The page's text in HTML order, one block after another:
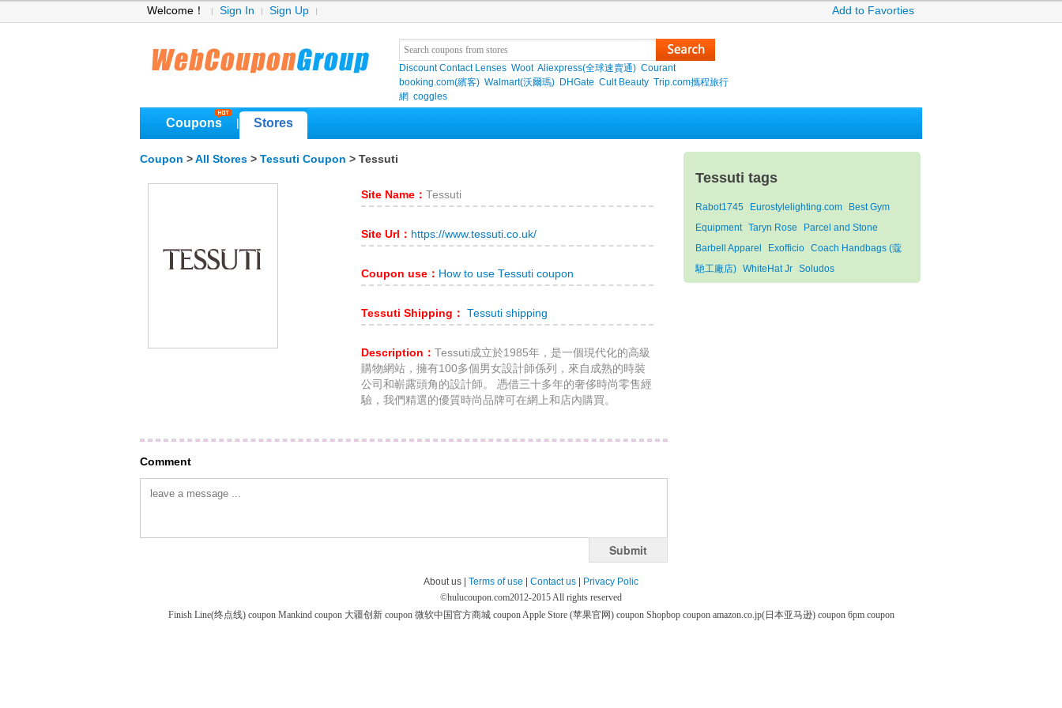
Welcome！ Sign In Sign Up Add to Favorties
Discount Contact Lenses Woot Aliexpress(全球速賣通) Courant
booking.com(繽客) Walmart(沃爾瑪) DHGate Cult Beauty Trip.com攜程旅行
網 coggles
Coupons Stores
Coupon > All Stores > Tessuti Coupon > Tessuti
Site Name： Tessuti
Site Url： https://www.tessuti.co.uk/
Coupon use： How to use Tessuti coupon
Tessuti Shipping： Tessuti shipping
Description： Tessuti成立於1985年，是一個現代化的高級
購物網站，擁有100多個男女設計師係列，來自成熟的時裝
公司和嶄露頭角的設計師。 憑借三十多年的奢侈時尚零售經
驗，我們精選的優質時尚品牌可在網上和店內購買。
Comment
Submit
Tessuti tags
Rabot1745 Eurostylelighting.com
Best Gym
Equipment Taryn Rose
Parcel and Stone
Barbell Apparel
Exofficio Coach Handbags (蔻
馳工廠店) WhiteHat Jr Soludos
About us | Terms of use Contact us
Privacy Polic
©hulucoupon.com2012-2015 All rights reserved
Finish Line(终点线) coupon Mankind coupon 大疆创新 coupon 微软中国官方商城 couponApple Store (苹果官网) coupon Shopbop coupon amazon.co.jp(日本亚马逊) coupon 6pm coupon